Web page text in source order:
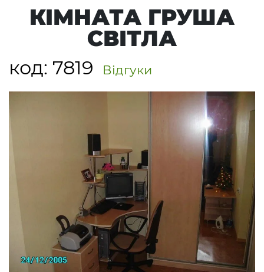
КІМНАТА ГРУША
СВІТЛА
код: 7819 Відгуки